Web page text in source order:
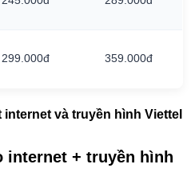
299.000đ 359.000đ
và truyền hình Viettel
+ truyền hình